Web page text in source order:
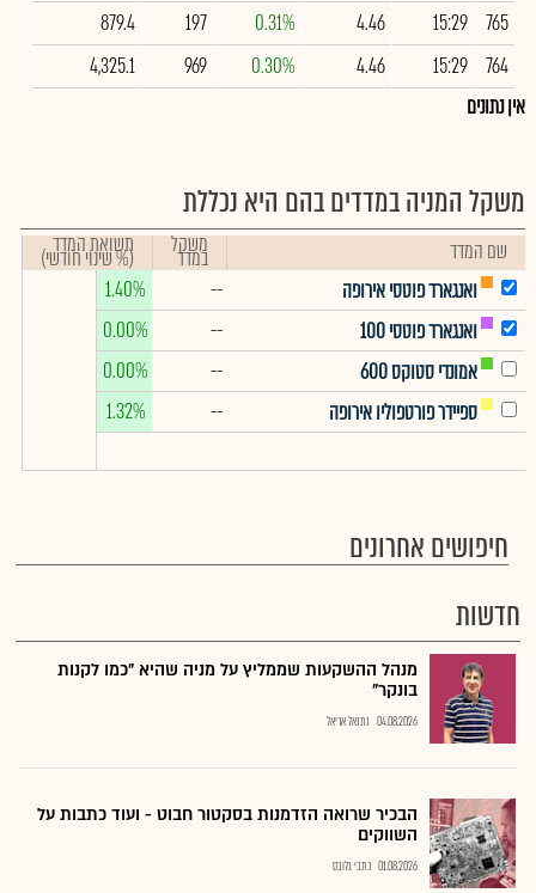
765
15:29
4.46
0.31%
197
879.4
764
15:29
4.46
0.30%
969
4,325.1
אין נתונים
משקל המניה במדדים בהם היא נכללת
שם המדד משקל
במדד תשואת המדד
(% שינוי חודשי)
ואנגארד פוטסי אירופה
--
1.40%
ואנגארד פוטסי 100
--
0.00%
אמונדי סטוקס 600
--
0.00%
ספיידר פורטפוליו אירופה
--
1.32%
חיפושים אחרונים
חדשות
מנהל ההשקעות שממליץ על מניה שהיא "כמו לקנות
בונקר"
04.08.2026 נתנאל אריאל
הבכיר שרואה הזדמנות בסקטור חבוט - ועוד כתבות על
השווקים
01.08.2026 כתבי גלובס